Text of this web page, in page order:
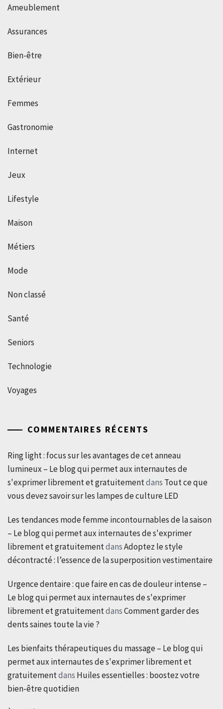
Ameublement
Assurances
Bien-être
Extérieur
Femmes
Gastronomie
Internet
Jeux
Lifestyle
Maison
Métiers
Mode
Non classé
Santé
Seniors
Technologie
Voyages
COMMENTAIRES RÉCENTS
Ring light : focus sur les avantages de cet anneau
lumineux – Le blog qui permet aux internautes de
s'exprimer librement et gratuitementdans Tout ce que
vous devez savoir sur les lampes de culture LED
Les tendances mode femme incontournables de la saison
– Le blog qui permet aux internautes de s'exprimer
librement et gratuitementdansAdoptez le style
décontracté : l’essence de la superposition vestimentaire
Urgence dentaire : que faire en cas de douleur intense –
Le blog qui permet aux internautes de s'exprimer
librement et gratuitementdansComment garder des
dents saines toute la vie ?
Les bienfaits thérapeutiques du massage – Le blog qui
permet aux internautes de s'exprimer librement et
gratuitementdans Huiles essentielles : boostez votre
bien-être quotidien